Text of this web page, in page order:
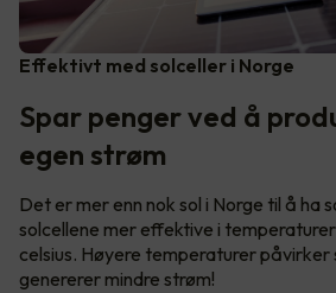
Effektivt med solceller i Norge
Spar penger ved å
egen strøm
Det er mer enn nok sol i Norge til å ha
solcellene mer effektive i
celsius. Høyere temperaturer påvirker
genererer mindre strøm!